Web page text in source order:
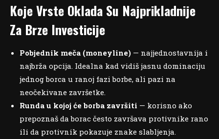
Koje Vrste Oklada Su Najprikladnije
Za Brze Investicije
Pobjednik meča (moneyline) — najjednostavnija i
najbrža opcija. Idealna kad vidiš jasnu dominaciju
jednog borca u ranoj fazi borbe, ali pazi na
neočekivane završetke.
Runda u kojoj će borba završiti — korisno ako
prepoznaš da borac često završava protivnike rano
ili da protivnik pokazuje znake slabljenja.